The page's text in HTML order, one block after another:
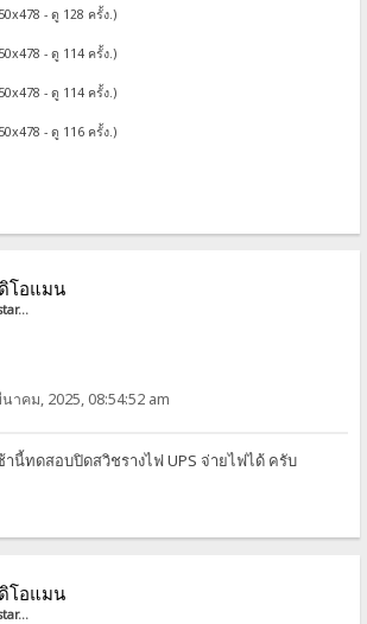
- ดู 128 ครั้ง.)
- ดู 114 ครั้ง.)
- ดู 114 ครั้ง.)
- ดู 116 ครั้ง.)
โอแมน
าคม, 2025, 08:54:52 am
านี้ทดสอบปิดสวิชรางไฟ UPS จ่ายไฟได้ ครับ
โอแมน